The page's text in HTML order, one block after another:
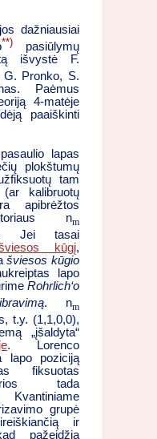
dažniausiai
**) pasiūlymų
išvystė F.
G. Pronko, S.
Paėmus
4-matėje
paaiškinti
lapas
plokštumų
tam
kalibruotų
apibrėžtos
nm
Jei tasai
kūgį,
šviesos kūgio
lapo
Rohrlich‘o
. nm
t.y. (1,1,0,0),
„įšaldyta“
. Lorenco
lapo poziciją
fiksuotas
tada
Kvantiniame
grupė
ir
pažeidžia